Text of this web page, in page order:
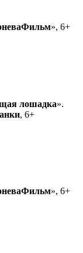
», 6+
лошадка».
, 6+
», 6+